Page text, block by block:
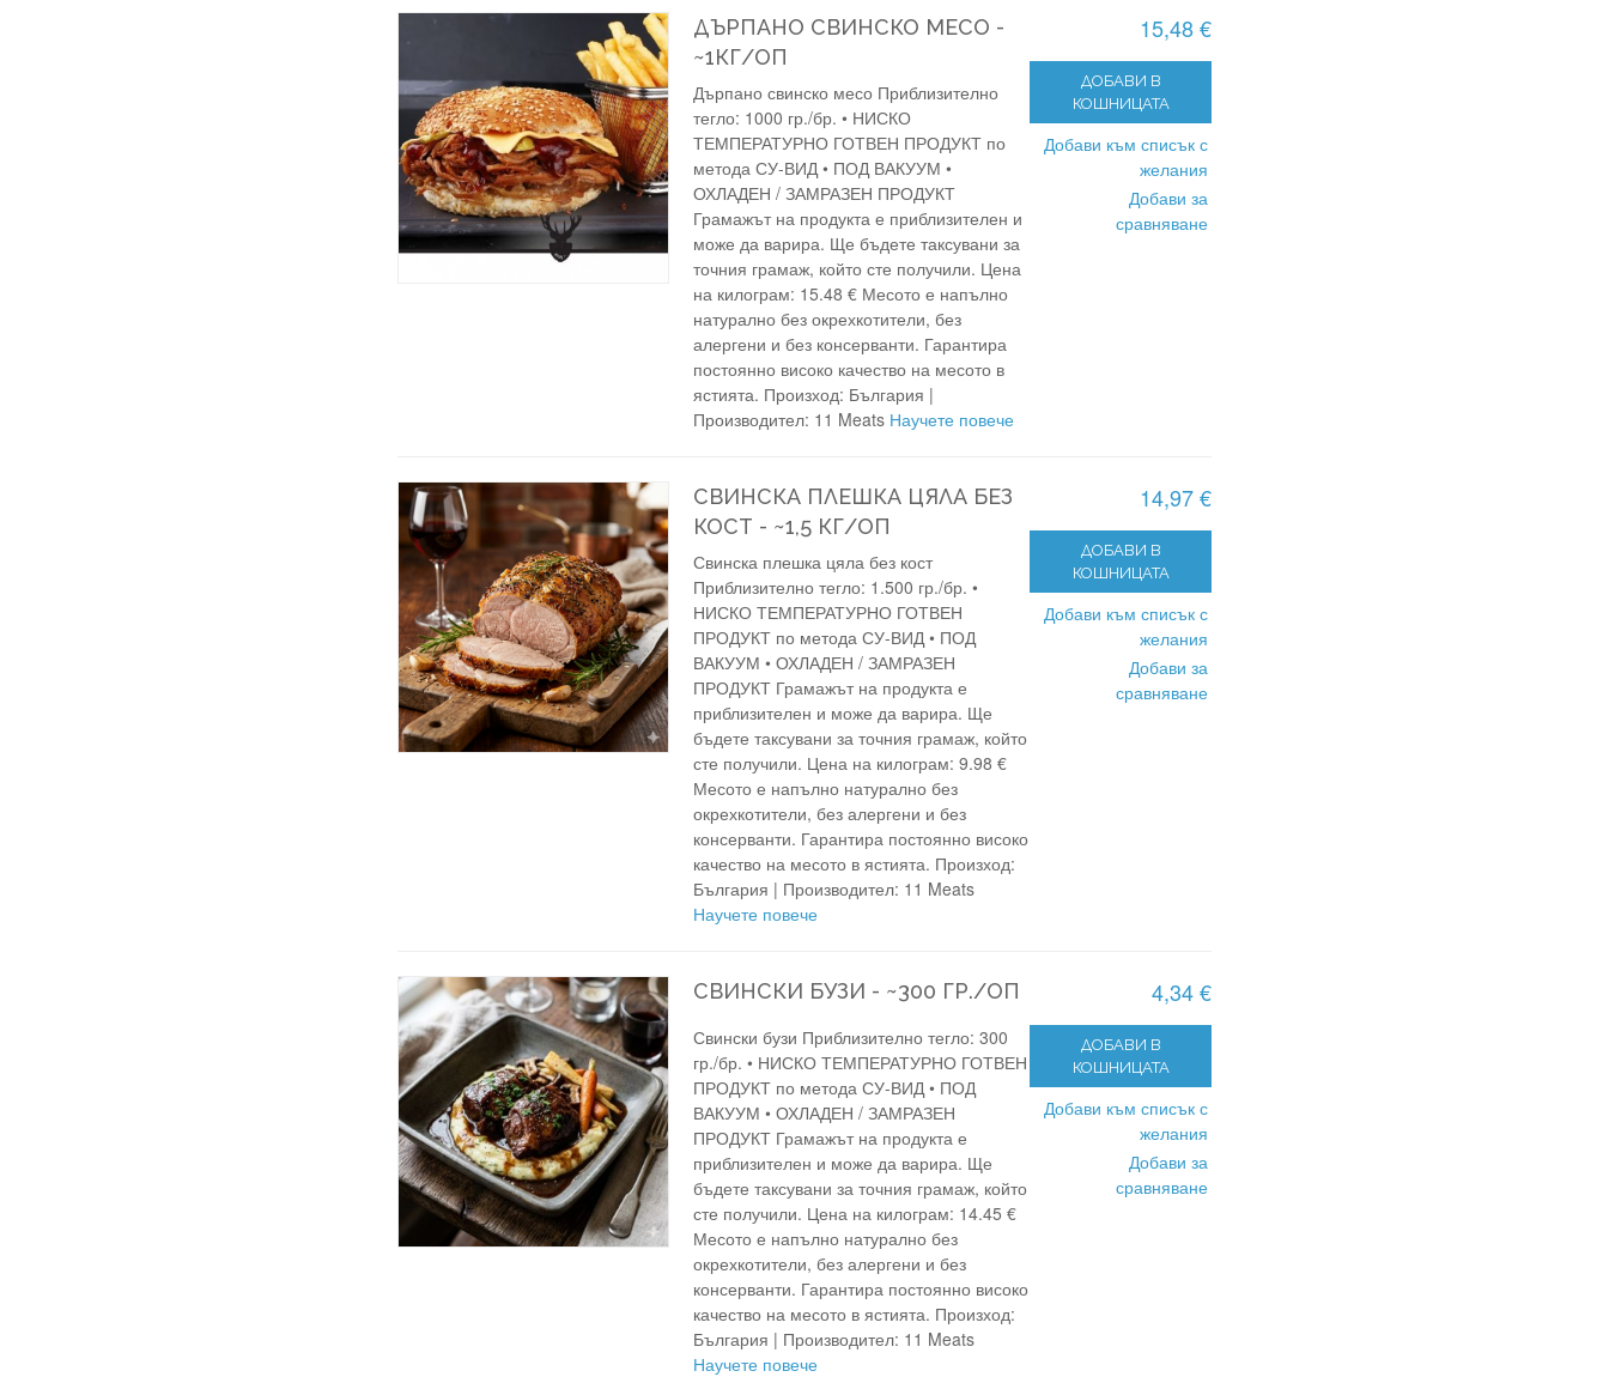
ДЪРПАНО СВИНСКО МЕСО -
~1КГ/ОП
15,48 €
ДОБАВИ В
КОШНИЦАТА
Добави към списък с
желания
Добави за
сравняване
Дърпано свинско месо Приблизително
тегло: 1000 гр./бр. • НИСКО
ТЕМПЕРАТУРНО ГОТВЕН ПРОДУКТ по
метода СУ-ВИД • ПОД ВАКУУМ •
ОХЛАДЕН / ЗАМРАЗЕН ПРОДУКТ
Грамажът на продукта е приблизителен и
може да варира. Ще бъдете таксувани за
точния грамаж, който сте получили. Цена
на килограм: 15.48 € Месото е напълно
натурално без окрехкотители, без
алергени и без консерванти. Гарантира
постоянно високо качество на месото в
ястията. Произход: България |
Производител: 11 Meats Научете повече
СВИНСКА ПЛЕШКА ЦЯЛА БЕЗ
КОСТ - ~1,5 КГ/ОП
14,97 €
ДОБАВИ В
КОШНИЦАТА
Добави към списък с
желания
Добави за
сравняване
Свинска плешка цяла без кост
Приблизително тегло: 1.500 гр./бр. •
НИСКО ТЕМПЕРАТУРНО ГОТВЕН
ПРОДУКТ по метода СУ-ВИД • ПОД
ВАКУУМ • ОХЛАДЕН / ЗАМРАЗЕН
ПРОДУКТ Грамажът на продукта е
приблизителен и може да варира. Ще
бъдете таксувани за точния грамаж, който
сте получили. Цена на килограм: 9.98 €
Месото е напълно натурално без
окрехкотители, без алергени и без
консерванти. Гарантира постоянно високо
качество на месото в ястията. Произход:
България | Производител: 11 Meats
Научете повече
СВИНСКИ БУЗИ - ~300 ГР./ОП 4,34 €
ДОБАВИ В
КОШНИЦАТА
Добави към списък с
желания
Добави за
сравняване
Свински бузи Приблизително тегло: 300
гр./бр. • НИСКО ТЕМПЕРАТУРНО ГОТВЕН
ПРОДУКТ по метода СУ-ВИД • ПОД
ВАКУУМ • ОХЛАДЕН / ЗАМРАЗЕН
ПРОДУКТ Грамажът на продукта е
приблизителен и може да варира. Ще
бъдете таксувани за точния грамаж, който
сте получили. Цена на килограм: 14.45 €
Месото е напълно натурално без
окрехкотители, без алергени и без
консерванти. Гарантира постоянно високо
качество на месото в ястията. Произход:
България | Производител: 11 Meats
Научете повече